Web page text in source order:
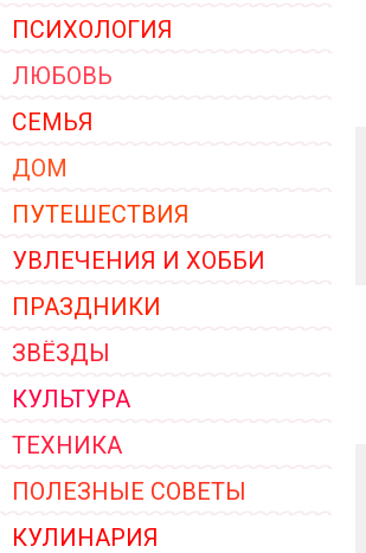
ГЛАВНЫЕ ТРЕНДЫ ВЕРХНЕЙ
ЖЕНСКОЙ ОДЕЖДЫ 2026
ПСИХОЛОГИЯ
ЛЮБОВЬ
СЕМЬЯ
ДОМ
ПУТЕШЕСТВИЯ
УВЛЕЧЕНИЯ И ХОББИ
ПРАЗДНИКИ
ЗВЁЗДЫ
КУЛЬТУРА
ТЕХНИКА
ПОЛЕЗНЫЕ СОВЕТЫ
КУЛИНАРИЯ